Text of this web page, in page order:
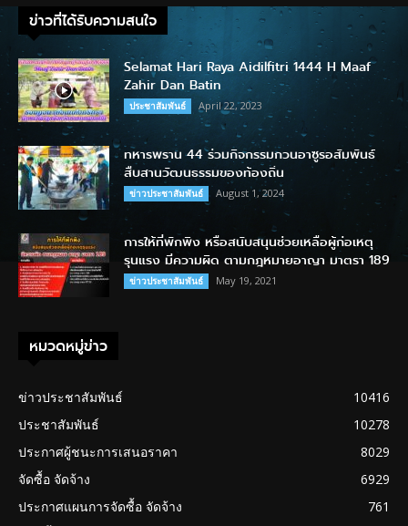
ข่าวที่ได้รับความสนใจ
Selamat Hari Raya Aidilfitri 1444 H Maaf
Zahir Dan Batin
ประชาสัมพันธ์ April 22, 2023
ทหารพราน 44 ร่วมกิจกรรมกวนอาซูรอสัมพันธ์
สืบสานวัฒนธรรมของท้องถิ่น
ข่าวประชาสัมพันธ์ August 1, 2024
การให้ที่พักพิง หรือสนับสนุนช่วยเหลือผู้ก่อเหตุ
รุนแรง มีความผิด ตามกฎหมายอาญา มาตรา 189
ข่าวประชาสัมพันธ์ May 19, 2021
หมวดหมู่ข่าว
ข่าวประชาสัมพันธ์
10416
ประชาสัมพันธ์
10278
ประกาศผู้ชนะการเสนอราคา
8029
จัดซื้อ จัดจ้าง
6929
ประกาศแผนการจัดซื้อ จัดจ้าง
761